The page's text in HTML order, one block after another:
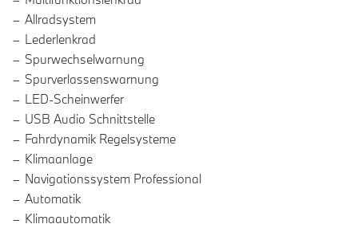
Allradsystem
Lederlenkrad
Spurwechselwarnung
Spurverlassenswarnung
LED-Scheinwerfer
USB Audio Schnittstelle
Fahrdynamik Regelsysteme
Klimaanlage
Navigationssystem Professional
Automatik
Klimaautomatik